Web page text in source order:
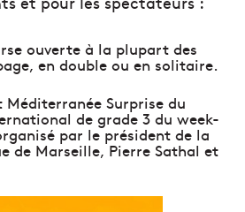
ouverte à la plupart des
en double ou en solitaire.
Surprise du
de grade 3 du week-
par le président de la
de Marseille, Pierre Sathal et